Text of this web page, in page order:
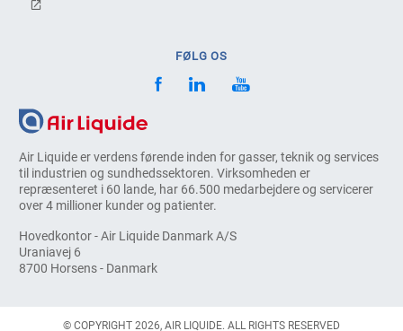
Air Liquide er verdens førende inden for gasser, teknik og services
til industrien og sundhedssektoren. Virksomheden er
repræsenteret i 60 lande, har 66.500 medarbejdere og servicerer
over 4 millioner kunder og patienter.
Hovedkontor - Air Liquide Danmark A/S
Uraniavej 6
8700 Horsens - Danmark
FØLG OS
© COPYRIGHT 2026, AIR LIQUIDE. ALL RIGHTS RESERVED